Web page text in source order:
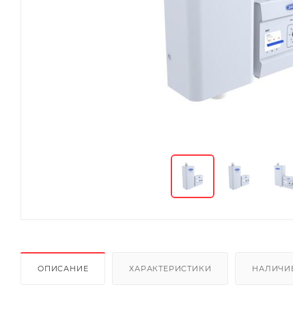
ОПИСАНИЕ ХАРАКТЕРИСТИКИ